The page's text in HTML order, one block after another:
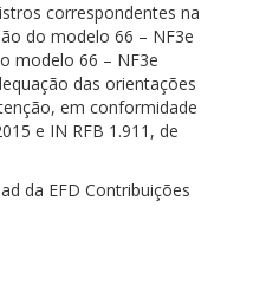
correspondentes na
do modelo 66 – NF3e
modelo 66 – NF3e
das orientações
em conformidade
e IN RFB 1.911, de
da EFD Contribuições